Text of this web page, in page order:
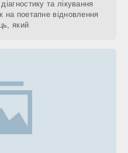
та лікування
поетапне відновлення
який